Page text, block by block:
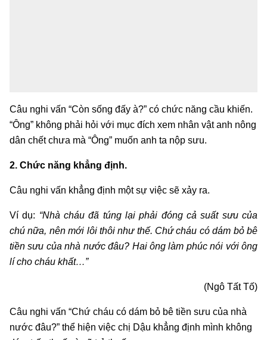
Câu nghi vấn “Còn sống đấy à?” có chức năng cầu khiến.
“Ông” không phải hỏi với mục đích xem nhân vật anh nông
dân chết chưa mà “Ông” muốn anh ta nộp sưu.
2. Chức năng khẳng định.
Câu nghi vấn khẳng định một sự việc sẽ xảy ra.
Ví dụ: “Nhà cháu đã túng lại phải đóng cả suất sưu của
chú nữa, nên mới lôi thôi như thế. Chứ cháu có dám bỏ bê
tiền sưu của nhà nước đâu? Hai ông làm phúc nói với ông
lí cho cháu khất…”
(Ngô Tất Tố)
Câu nghi vấn “Chứ cháu có dám bỏ bê tiền sưu của nhà
nước đâu?” thể hiện việc chị Dậu khẳng định mình không